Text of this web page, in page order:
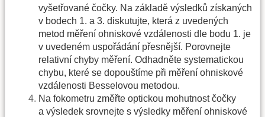
vyšetřované čočky. Na základě výsledků získaných
v bodech 1. a 3. diskutujte, která z uvedených
metod měření ohniskové vzdálenosti dle bodu 1. je
v uvedeném uspořádání přesnější. Porovnejte
relativní chyby měření. Odhadněte systematickou
chybu, které se dopouštíme při měření ohniskové
vzdálenosti Besselovou metodou.
Na fokometru změřte optickou mohutnost čočky
a výsledek srovnejte s výsledky měření ohniskové